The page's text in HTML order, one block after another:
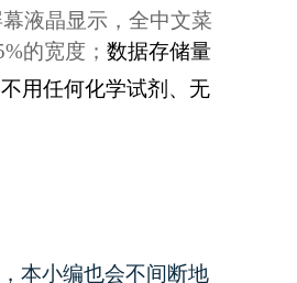
液晶显示，全中文菜
的宽度； 数据存储量
不用任何化学试剂、无
本小编也会不间断地